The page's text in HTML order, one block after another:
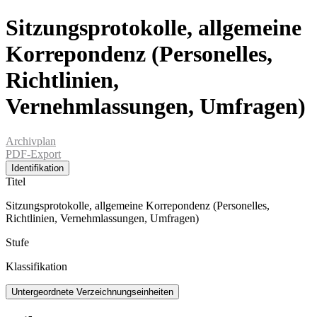
Sitzungsprotokolle, allgemeine
Korrepondenz (Personelles,
Richtlinien,
Vernehmlassungen, Umfragen)
Archivplan
PDF-Export
Identifikation
Titel
Sitzungsprotokolle, allgemeine Korrepondenz (Personelles,
Richtlinien, Vernehmlassungen, Umfragen)
Stufe
Klassifikation
Untergeordnete Verzeichnungseinheiten